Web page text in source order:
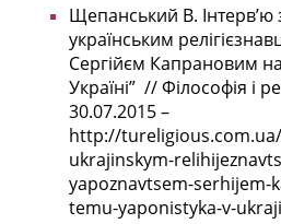
Щепанський В. Інтерв’ю
українським
Сергійєм Капрановим
Україні” // Філософія і
30.07.2015–
http://
ukrajinskym-
yapoznavtsem-serhijem-
temu-yaponistyka-v-